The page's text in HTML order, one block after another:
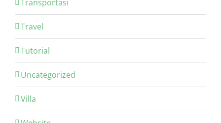
Transportasi
Travel
Tutorial
Uncategorized
Villa